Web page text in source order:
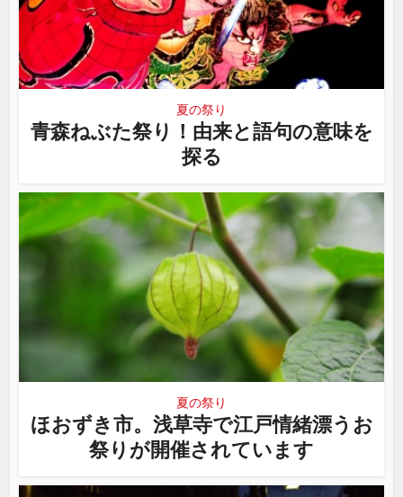
夏の祭り
青森ねぶた祭り！由来と語句の意味を
探る
夏の祭り
ほおずき市。浅草寺で江戸情緒漂うお
祭りが開催されています